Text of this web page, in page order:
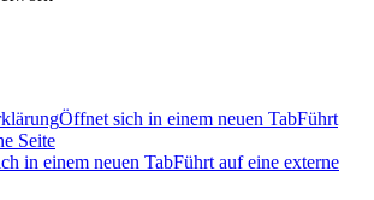
Öffnet sich in einem neuen TabFührt
Seite
in einem neuen TabFührt auf eine externe